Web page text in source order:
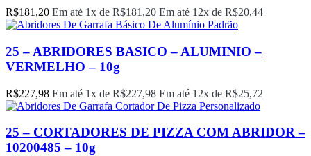
R$181,20 Em até 1x de R$181,20 Em até 12x de R$20,44
25 – ABRIDORES BASICO – ALUMINIO –
VERMELHO – 10g
R$227,98 Em até 1x de R$227,98 Em até 12x de R$25,72
25 – CORTADORES DE PIZZA COM ABRIDOR –
10200485 – 10g